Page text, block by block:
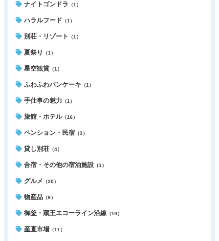
ナイトゴンドラ （1）
ハラルフード （1）
別荘・リゾート （1）
夏祭り （1）
星空観賞 （1）
ふわふわパンケーキ （1）
手仕事の魅力 （1）
旅館・ホテル（16）
ペンション・民宿 （3）
貸し別荘 （4）
合宿・その他の宿泊施設 （1）
グルメ （20）
物産品 （8）
御釜・蔵王エコーライン沿線 （10）
産直市場（11）